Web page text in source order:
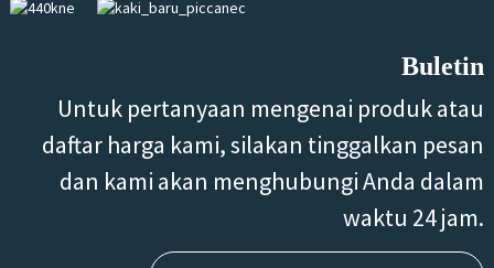
Buletin
Untuk pertanyaan mengenai produk atau
daftar harga kami, silakan tinggalkan pesan
dan kami akan menghubungi Anda dalam
waktu 24 jam.